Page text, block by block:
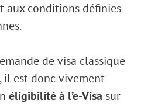
aux conditions définies
de visa classique
il est donc vivement
éligibilité à l’e-Visa sur